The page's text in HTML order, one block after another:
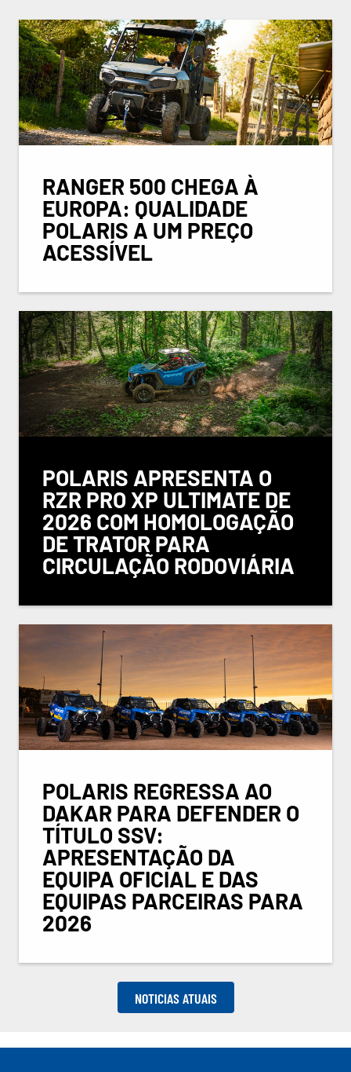
RANGER 500 CHEGA À
EUROPA: QUALIDADE
POLARIS A UM PREÇO
ACESSÍVEL
POLARIS APRESENTA O
RZR PRO XP ULTIMATE DE
2026 COM HOMOLOGAÇÃO
DE TRATOR PARA
CIRCULAÇÃO RODOVIÁRIA
POLARIS REGRESSA AO
DAKAR PARA DEFENDER O
TÍTULO SSV:
APRESENTAÇÃO DA
EQUIPA OFICIAL E DAS
EQUIPAS PARCEIRAS PARA
2026
NOTICIAS ATUAIS